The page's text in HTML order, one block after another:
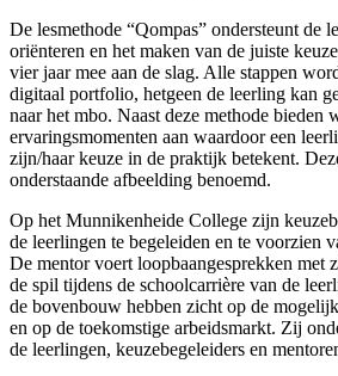
De lesmethode “Qompas” ondersteunt de
oriënteren en het maken van de juiste
vier jaar mee aan de slag. Alle stappen
digitaal portfolio, hetgeen de leerling kan
naar het mbo. Naast deze methode bieden
ervaringsmomenten aan waardoor een
zijn/haar keuze in de praktijk betekent.
onderstaande afbeelding benoemd.
Op het Munnikenheide College zijn
de leerlingen te begeleiden en te voorzien
De mentor voert loopbaangesprekken met
de spil tijdens de schoolcarrière van de
de bovenbouw hebben zicht op de
en op de toekomstige arbeidsmarkt. Zij
de leerlingen, keuzebegeleiders en